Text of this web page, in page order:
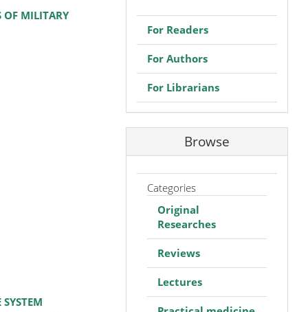
OF MILITARY
For Readers
For Authors
For Librarians
Browse
Categories
Original
Researches
Reviews
Lectures